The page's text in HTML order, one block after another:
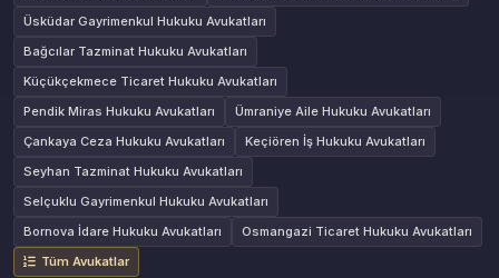
Üsküdar Gayrimenkul Hukuku Avukatları
Bağcılar Tazminat Hukuku Avukatları
Küçükçekmece Ticaret Hukuku Avukatları
Pendik Miras Hukuku Avukatları
Ümraniye Aile Hukuku Avukatları
Çankaya Ceza Hukuku Avukatları
Keçiören İş Hukuku Avukatları
Seyhan Tazminat Hukuku Avukatları
Selçuklu Gayrimenkul Hukuku Avukatları
Bornova İdare Hukuku Avukatları
Osmangazi Ticaret Hukuku Avukatları
Tüm Avukatlar